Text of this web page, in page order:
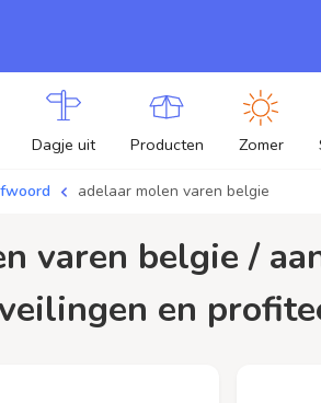
Dagje uit Producten Zomer
adelaar molen varen belgie
en